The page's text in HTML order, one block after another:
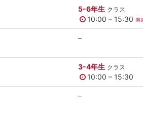
5-6年生 クラス
10:00 – 15:30 満
–
3-4年生 クラス
10:00 – 15:30
–